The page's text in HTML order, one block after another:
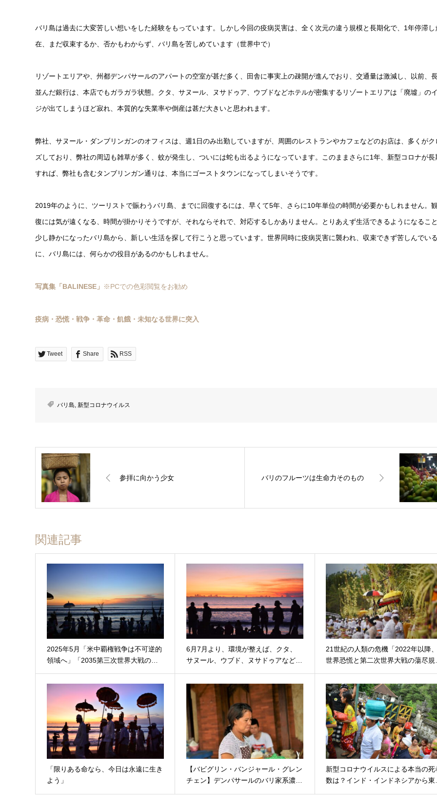
バリ島は過去に大変苦しい想いをした経験をもっています。しかし今回の疫病災害は、全く次元の違う規模と長期化で、1年停滞し
在、まだ収束するか、否かもわからず、バリ島を苦しめています（世界中で）
リゾートエリアや、州都デンパサールのアパートの空室が甚だ多く、田舎に事実上の疎開が進んでおり、交通量は激減し、以前、
並んだ銀行は、本店でもガラガラ状態。クタ、サヌール、ヌサドゥア、ウブドなどホテルが密集するリゾートエリアは「廃墟」の
ジが出てしまうほど寂れ、本質的な失業率や倒産は甚だ大きいと思われます。
弊社、サヌール・ダンブリンガンのオフィスは、週1日のみ出勤していますが、周囲のレストランやカフェなどのお店は、多くがク
ズしており、弊社の周辺も雑草が多く、蚊が発生し、ついには蛇も出るようになっています。このままさらに1年、新型コロナが長
すれば、弊社も含むタンブリンガン通りは、本当にゴーストタウンになってしまいそうです。
2019年のように、ツーリストで賑わうバリ島、までに回復するには、早くて5年、さらに10年単位の時間が必要かもしれません。
復には気が遠くなる、時間が掛かりそうですが、それならそれで、対応するしかありません。とりあえず生活できるようになること
少し静かになったバリ島から、新しい生活を探して行こうと思っています。世界同時に疫病災害に襲われ、収束できず苦しんでい
に、バリ島には、何らかの役目があるのかもしれません。
写真集「BALINESE」 ※PCでの色彩閲覧をお勧め
疫病・恐慌・戦争・革命・飢餓・未知なる世界に突入
Tweet Share RSS
バリ島 新型コロナウイルス
参拝に向かう少女 バリのフルーツは生命力そのもの
関連記事
2025年5月「米中覇権戦争は不可逆的
領域へ」「2035第三次世界大戦の…
6月7月より、環境が整えば、クタ、
サヌール、ウブド、ヌサドゥアなど…
21世紀の人類の危機「2022年以降、
世界恐慌と第二次世界大戦の蕩尽規
「限りある命なら、今日は永遠に生き
よう」
【バビグリン・バンジャール・グレン
チェン】デンパサールのバリ家系濃…
新型コロナウイルスによる本当の死
数は？インド・インドネシアから